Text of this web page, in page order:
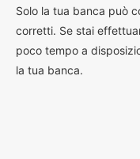
Solo la tua banca può
corretti. Se stai
poco tempo a
la tua banca.